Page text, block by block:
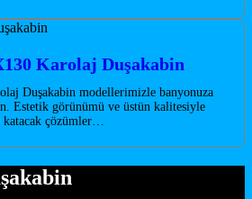
Karolaj Duşakabin
Duşakabin modellerimizle banyonuza
Estetik görünümü ve üstün kalitesiyle
katacak çözümler…